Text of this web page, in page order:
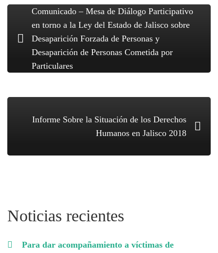
Comunicado – Mesa de Diálogo Participativo
en torno a la Ley del Estado de Jalisco sobre
Desaparición Forzada de Personas y
Desaparición de Personas Cometida por
Particulares
Informe Sobre la Situación de los Derechos
Humanos en Jalisco 2018
Noticias recientes
Para dar acompañamiento a víctimas de